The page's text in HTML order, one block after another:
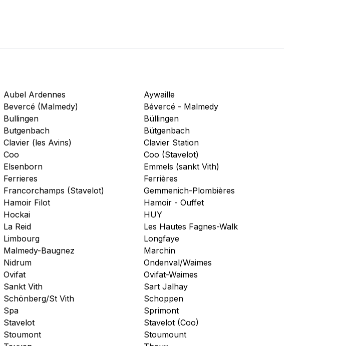
Aubel Ardennes
Aywaille
Bevercé (Malmedy)
Bévercé - Malmedy
Bullingen
Büllingen
Butgenbach
Bütgenbach
Clavier (les Avins)
Clavier Station
Coo
Coo (Stavelot)
Elsenborn
Emmels (sankt Vith)
Ferrieres
Ferrières
Francorchamps (Stavelot)
Gemmenich-Plombières
Hamoir Filot
Hamoir - Ouffet
Hockai
HUY
La Reid
Les Hautes Fagnes-Walk
Limbourg
Longfaye
Malmedy-Baugnez
Marchin
Nidrum
Ondenval/Waimes
Ovifat
Ovifat-Waimes
Sankt Vith
Sart Jalhay
Schönberg/St Vith
Schoppen
Spa
Sprimont
Stavelot
Stavelot (Coo)
Stoumont
Stoumount